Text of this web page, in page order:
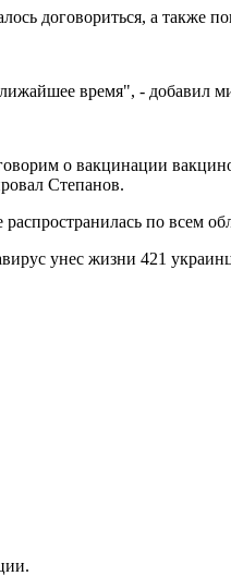
договориться, а также
время", - добавил
о вакцинации
Степанов.
по всем
унес жизни 421